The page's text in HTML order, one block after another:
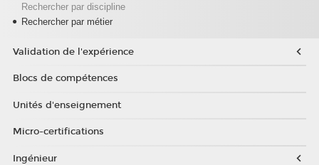
Rechercher par discipline
Rechercher par métier
Validation de l'expérience
Blocs de compétences
Unités d'enseignement
Micro-certifications
Ingénieur